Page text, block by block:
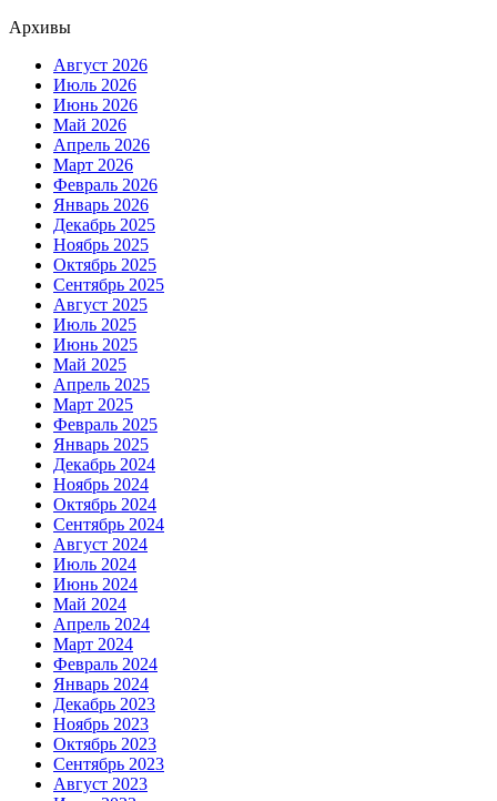
Архивы
Август 2026
Июль 2026
Июнь 2026
Май 2026
Апрель 2026
Март 2026
Февраль 2026
Январь 2026
Декабрь 2025
Ноябрь 2025
Октябрь 2025
Сентябрь 2025
Август 2025
Июль 2025
Июнь 2025
Май 2025
Апрель 2025
Март 2025
Февраль 2025
Январь 2025
Декабрь 2024
Ноябрь 2024
Октябрь 2024
Сентябрь 2024
Август 2024
Июль 2024
Июнь 2024
Май 2024
Апрель 2024
Март 2024
Февраль 2024
Январь 2024
Декабрь 2023
Ноябрь 2023
Октябрь 2023
Сентябрь 2023
Август 2023